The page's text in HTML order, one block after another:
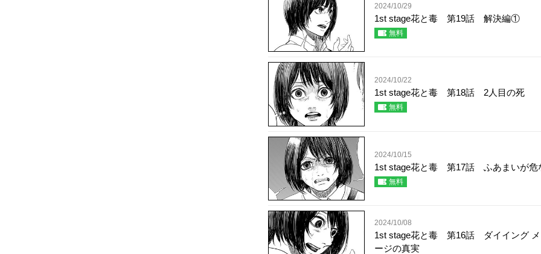
2024/10/29
1st stage花と毒 第19話 解決編①
無料
2024/10/22
1st stage花と毒 第18話 2人目の死
無料
2024/10/15
1st stage花と毒 第17話 ふあまいが危
無料
2024/10/08
1st stage花と毒 第16話 ダイイング
ージの真実